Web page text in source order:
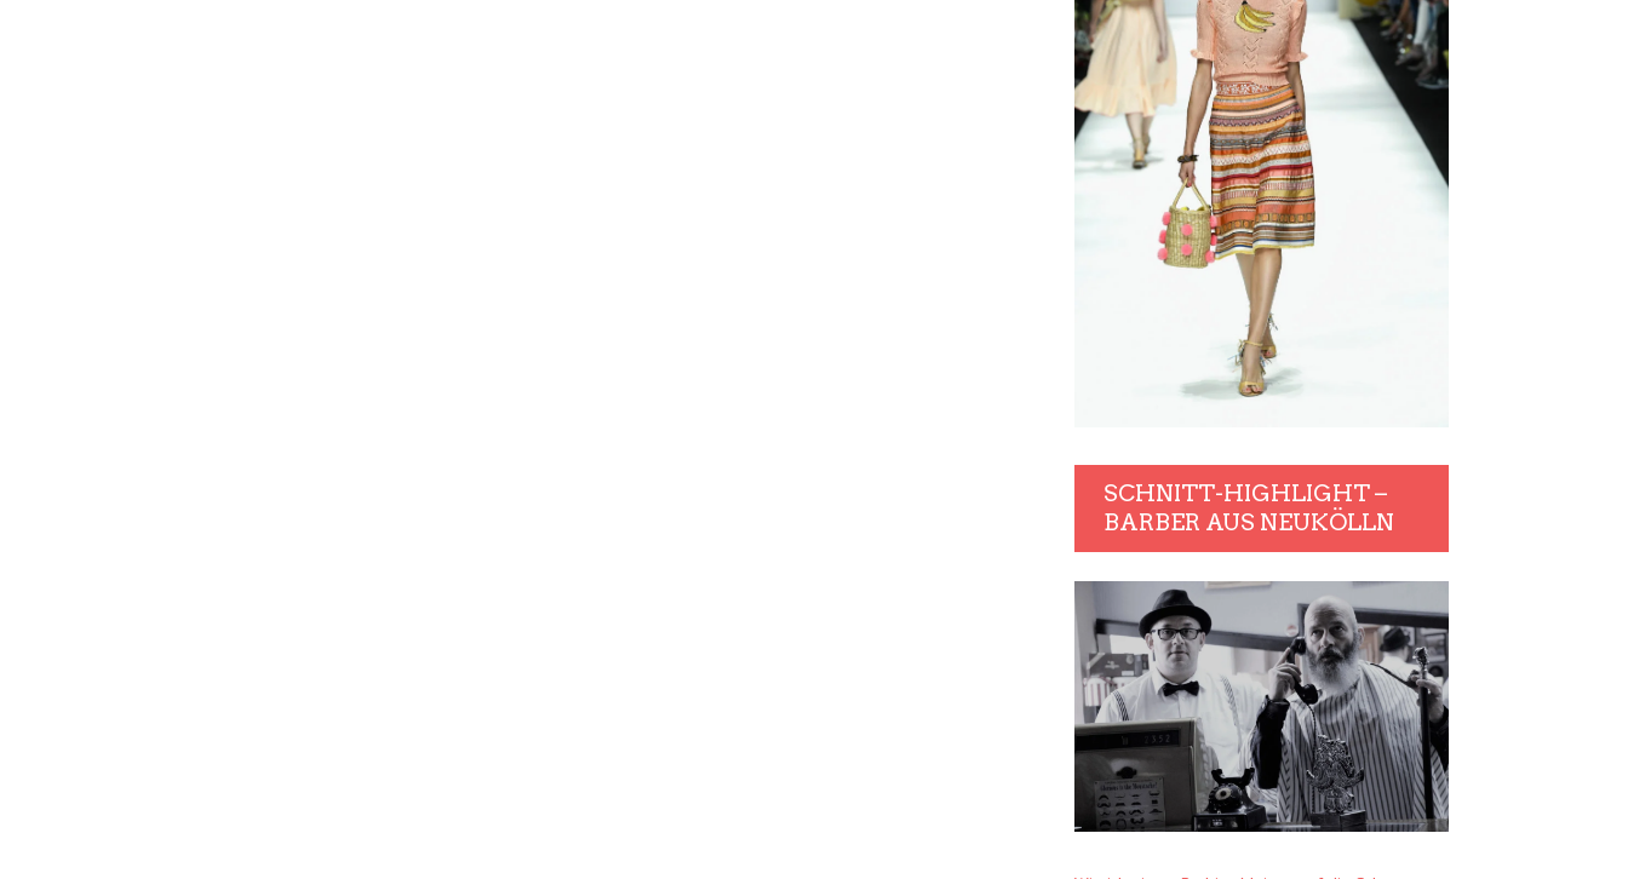
SCHNITT-HIGHLIGHT –
BARBER AUS NEUKÖLLN